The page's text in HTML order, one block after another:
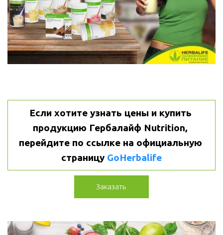
Если хотите узнать цены и купить
продукцию Гербалайф Nutrition,
перейдите по ссылке на официальную
страницу GoHerbalife
Заказать